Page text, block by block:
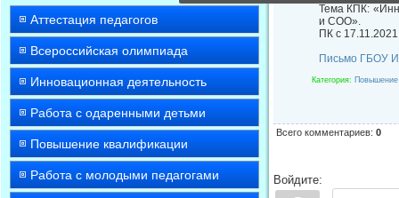
Аттестация педагогов
Всероссийская олимпиада
Инновационная деятельность
Работа с одаренными детьми
Повышение квалификации
Работа с молодыми педагогами
Тема КПК:
и СОО».
ПК с
Письмо ГБОУ
Категория: Повышение
Всего комментариев: 0
Войдите: